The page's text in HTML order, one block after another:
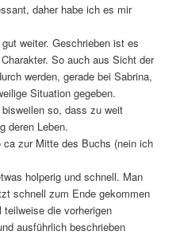
daher habe ich es mir
weiter. Geschrieben ist es
So auch aus Sicht der
werden, gerade bei Sabrina,
Situation gegeben.
so, dass zu weit
deren Leben.
zur Mitte des Buchs (nein ich
holperig und schnell. Man
schnell zum Ende gekommen
die vorherigen
ausführlich beschrieben